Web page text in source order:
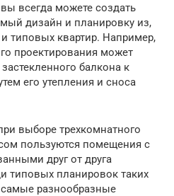
всегда можете создать
дизайн и планировку из,
типовых квартир. Например,
проектирования может
балкона к
его утепления и сноса
выборе трехкомнатного
пользуются помещения с
друг от друга
типовых планировок таких
разнообразные